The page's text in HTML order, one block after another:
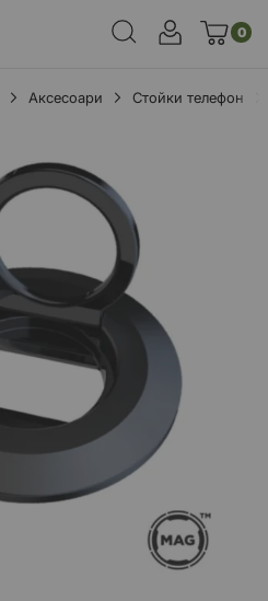
0
Аксесоари
Стойки телефон